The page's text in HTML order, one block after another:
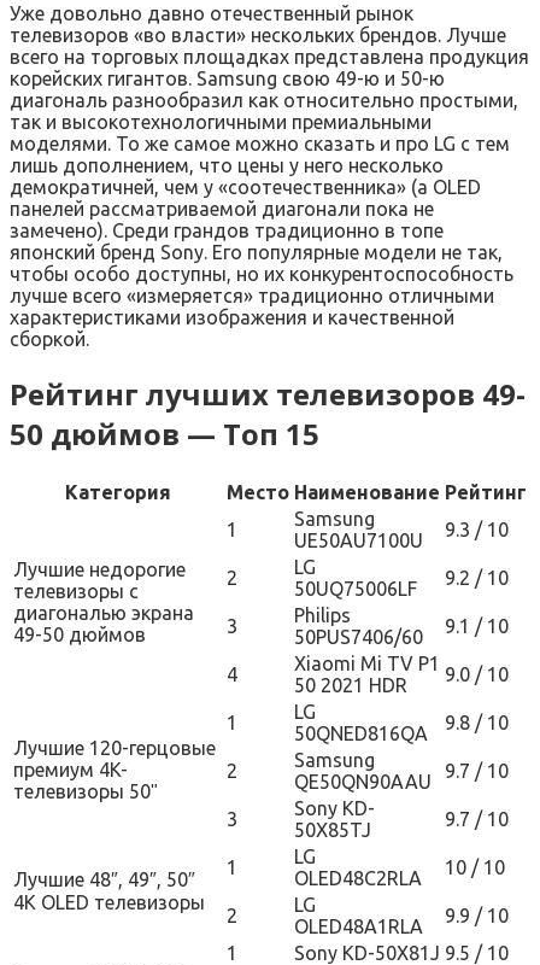
Уже довольно давно отечественный рынок
телевизоров «во власти» нескольких брендов. Лучше
всего на торговых площадках представлена продукция
корейских гигантов. Samsung свою 49-ю и 50-ю
диагональ разнообразил как относительно простыми,
так и высокотехнологичными премиальными
моделями. То же самое можно сказать и про LG с тем
лишь дополнением, что цены у него несколько
демократичней, чем у «соотечественника» (а OLED
панелей рассматриваемой диагонали пока не
замечено). Среди грандов традиционно в топе
японский бренд Sony. Его популярные модели не так,
чтобы особо доступны, но их конкурентоспособность
лучше всего «измеряется» традиционно отличными
характеристиками изображения и качественной
сборкой.
Рейтинг лучших телевизоров 49-
50 дюймов — Топ 15
Категория Место Наименование Рейтинг
Лучшие недорогие
телевизоры с
диагональю экрана
49-50 дюймов
1
Samsung
UE50AU7100U
9.3 / 10
2
LG
50UQ75006LF
9.2 / 10
3
Philips
50PUS7406/60
9.1 / 10
4
Xiaomi Mi TV P1
50 2021 HDR
9.0 / 10
Лучшие 120-герцовые
премиум 4K-
телевизоры 50ʺ
1
LG
50QNED816QA
9.8 / 10
2
Samsung
QE50QN90AAU
9.7 / 10
3
Sony KD-
50X85TJ
9.7 / 10
Лучшие 48″, 49″, 50″
4K OLED телевизоры
1
LG
OLED48C2RLA
10 / 10
2
LG
OLED48A1RLA
9.9 / 10
1 Sony KD-50X81J 9.5 / 10